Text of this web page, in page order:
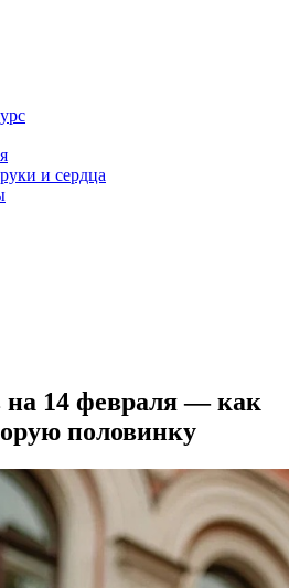
и сердца
на 14 февраля — как
половинку